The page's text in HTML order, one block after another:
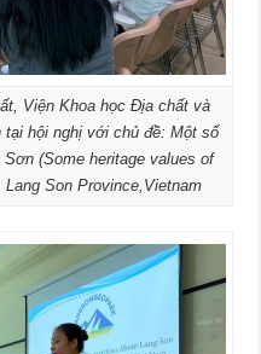
Viện Khoa học Địa chất và
hội nghị với chủ đề: Một số
(Some heritage values of
Son Province,Vietnam